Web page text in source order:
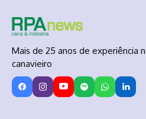
Mais de 25 anos de experiência
canavieiro